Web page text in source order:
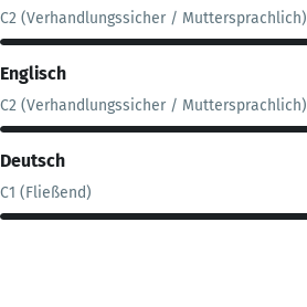
C2 (Verhandlungssicher / Muttersprachlich)
Englisch
C2 (Verhandlungssicher / Muttersprachlich)
Deutsch
C1 (Fließend)